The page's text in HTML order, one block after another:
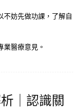
不妨先做功課，了解自
業醫療意見。
｜認識關